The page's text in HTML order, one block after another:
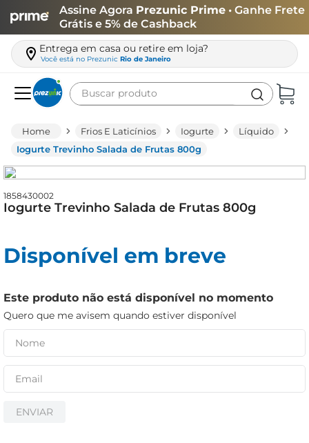
Assine Agora Prezunic Prime • Ganhe Frete
Grátis e 5% de Cashback
Entrega em casa ou retire em loja?
Você está no Prezunic Rio de Janeiro
Buscar produto
Frios E Laticínios Iogurte
Líquido
Iogurte Trevinho Salada de Frutas 800g
1858430002
Iogurte Trevinho Salada de Frutas 800g
Disponível em breve
Este produto não está disponível no momento
Quero que me avisem quando estiver disponível
ENVIAR
leite
queijo
azeite
iogurte
papel higiênico